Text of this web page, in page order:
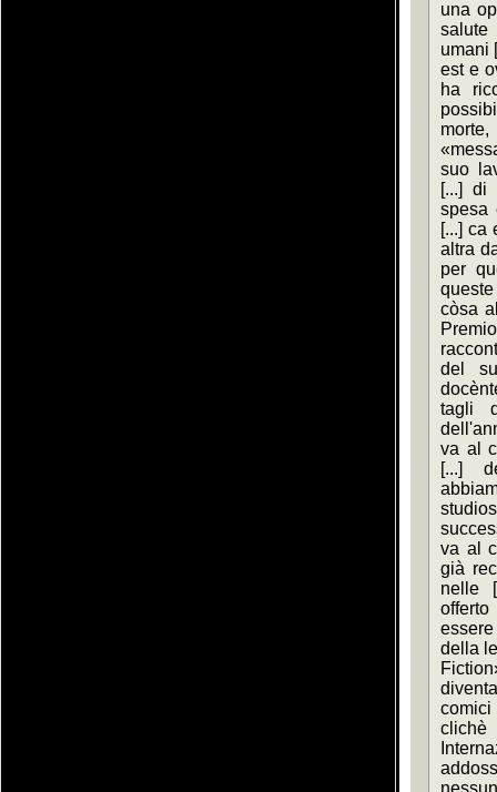
una
umani
est e
ha
suo
[...] di
spesa
[...] ca
altra
per
còsa
del
tagli
va al
[...]
va al
già
nelle
della
comici
clichè